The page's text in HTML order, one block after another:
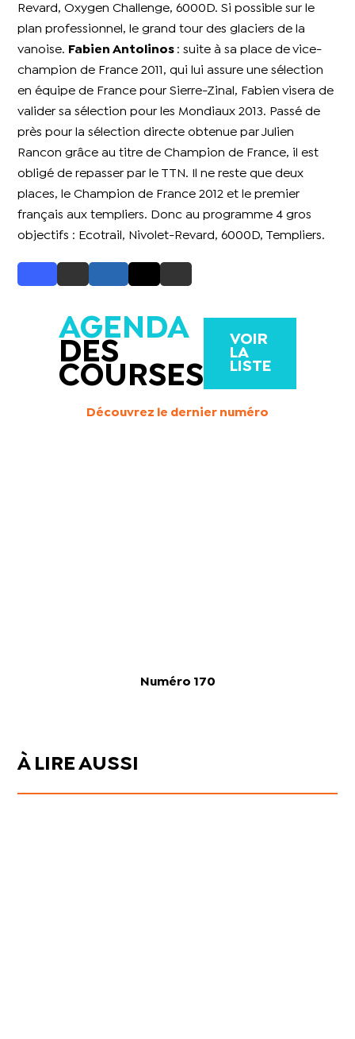
Revard, Oxygen Challenge, 6000D. Si possible sur le
plan professionnel, le grand tour des glaciers de la
vanoise.
Fabien Antolinos : suite à sa place de vice-
champion de France 2011, qui lui assure une sélection
en équipe de France pour Sierre-Zinal, Fabien visera de
valider sa sélection pour les Mondiaux 2013. Passé de
près pour la sélection directe obtenue par Julien
Rancon grâce au titre de Champion de France, il est
obligé de repasser par le TTN. Il ne reste que deux
places, le Champion de France 2012 et le premier
français aux templiers. Donc au programme 4 gros
objectifs : Ecotrail, Nivolet-Revard, 6000D, Templiers.
AGENDA
DES
COURSES
VOIR
LA
LISTE
Découvrez le dernier numéro
Numéro 170
À LIRE AUSSI